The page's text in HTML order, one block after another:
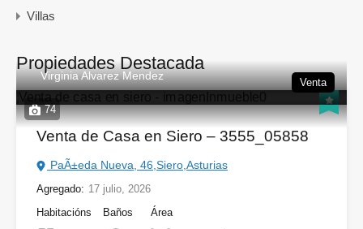
Villas
Propiedades Destacada
74
Virginia Alvarez Mendez
Venta
Venta de Casa en Siero – 3555_05858
PaÃ±eda Nueva, 46,Siero,Asturias
Agregado: 17 julio, 2026
Habitacións
Baños Área